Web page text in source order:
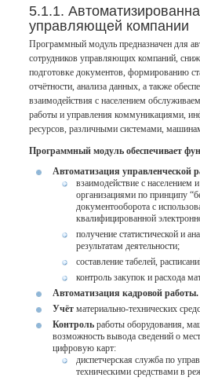
5.1.1.
управляющей компании
Программный модуль предназначен для
сотрудников управляющих компаний,
подготовке документов, формированию
отчётности, анализа данных, а также
взаимодействия с населением
работы и управления коммуникациями,
ресурсов, различными системами,
Программный модуль обеспечивает
Автоматизация управленческой
взаимодействие с населением
организациями по принципу
документооборота с
квалифицированной
получение статистической и
результатам деятельности;
составление табелей,
контроль закупок и расхода
Автоматизация кадровой работы.
Учёт материально-технических
Контроль работы оборудования,
возможность вывода сведений о
цифровую карт:
диспетчерская служба по
техническими средствами в